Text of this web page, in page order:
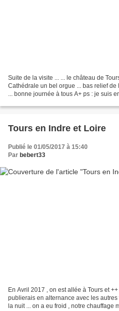
Suite de la visite ... ... le château de
Cathédrale un bel orgue ... bas relief
... bonne journée à tous A+ ps : je suis
Tours en Indre et Loire
Publié le 01/05/2017 à 15:40
Par bebert33
En Avril 2017 , on est allée à Tours et
publierais en alternance avec les
la nuit ... on a eu froid , notre chauffage